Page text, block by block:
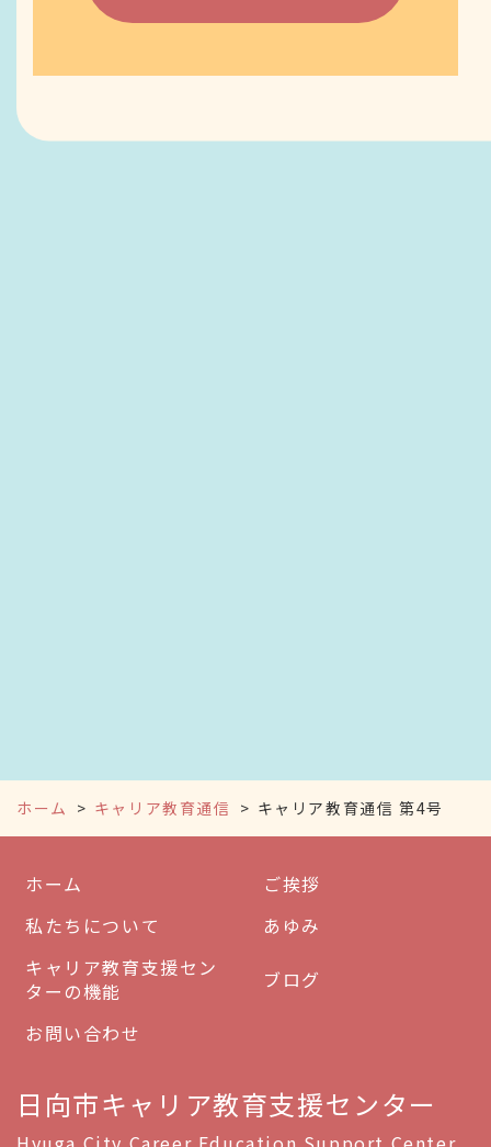
ホーム キャリア教育通信 キャリア教育通信 第4号
ホーム
ご挨拶
私たちについて
あゆみ
キャリア教育支援セン
ターの機能
ブログ
お問い合わせ
日向市キャリア教育支援センター